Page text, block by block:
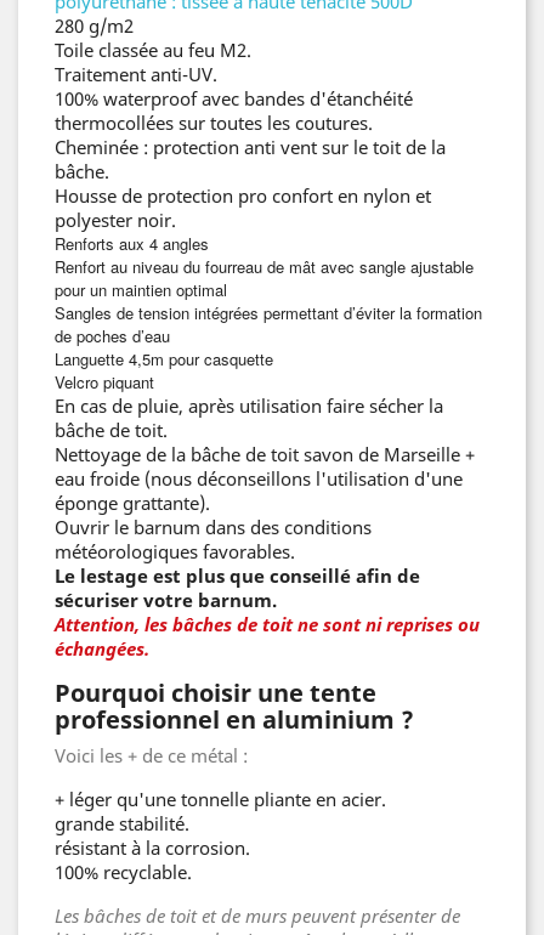
280 g/m2
Toile classée au feu M2.
Traitement anti-UV.
100% waterproof avec bandes d'étanchéité
thermocollées sur toutes les coutures.
Cheminée : protection anti vent sur le toit de la
bâche.
Housse de protection pro confort en nylon et
polyester noir.
Renforts aux 4 angles
Renfort au niveau du fourreau de mât avec sangle ajustable
pour un maintien optimal
Sangles de tension intégrées permettant d’éviter la formation
de poches d’eau
Languette 4,5m pour casquette
Velcro piquant
En cas de pluie, après utilisation faire sécher la
bâche de toit.
Nettoyage de la bâche de toit savon de Marseille +
eau froide (nous déconseillons l'utilisation d'une
éponge grattante).
Ouvrir le barnum dans des conditions
météorologiques favorables.
Le lestage est plus que conseillé afin de
sécuriser votre barnum.
Attention, les bâches de toit ne sont ni reprises ou
échangées.
Pourquoi choisir une tente
professionnel en aluminium ?
Voici les + de ce métal :
+ léger qu'une tonnelle pliante en acier.
grande stabilité.
résistant à la corrosion.
100% recyclable.
Les bâches de toit et de murs peuvent présenter de